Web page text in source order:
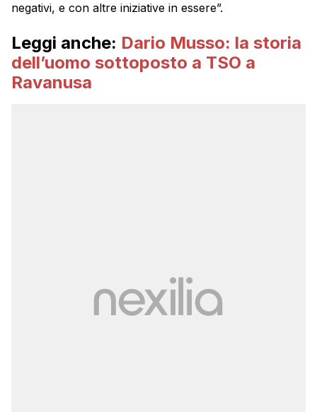
negativi, e con altre iniziative in essere”.
Leggi anche: Dario Musso: la storia
dell’uomo sottoposto a TSO a
Ravanusa